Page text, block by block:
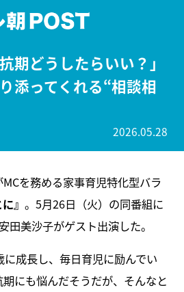
期どうしたらいい？」
添ってくれる“相談相
2026.05.28
を務める家事育児特化型バラ
』 。5月26日（火）の同番組に
田美沙子がゲスト出演した。
成長し、毎日育児に励んでい
にも悩んだそうだが、そんなと